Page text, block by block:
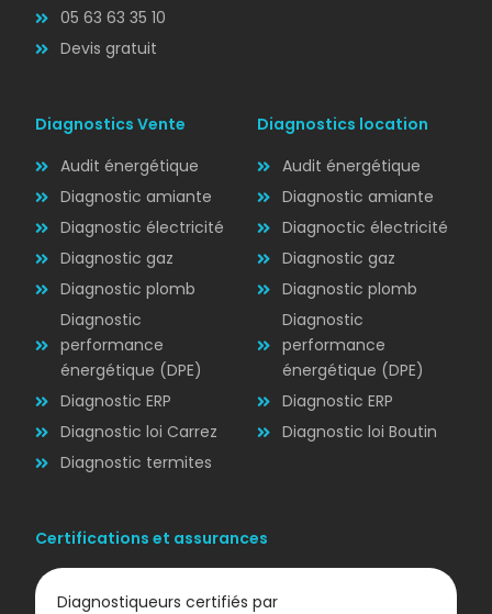
Diagnostic
ÉLECTRICITÉ
05 63 63 35 10
Devis gratuit
Diagnostics Vente
Audit énergétique
Diagnostic amiante
Diagnostic électricité
Diagnostic gaz
Diagnostic plomb
Diagnostic
performance
énergétique (DPE)
Diagnostic ERP
Diagnostic loi Carrez
Diagnostic termites
Diagnostics location
Audit énergétique
Diagnostic amiante
Diagnoctic électricité
Diagnostic gaz
Diagnostic plomb
Diagnostic
performance
énergétique (DPE)
Diagnostic ERP
Diagnostic loi Boutin
Certifications et assurances
Diagnostiqueurs certifiés par